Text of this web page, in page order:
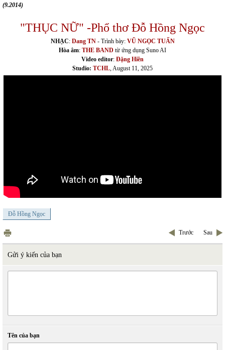
(9.2014)
"THỤC NỮ" -Phổ thơ Đỗ Hồng Ngọc
NHẠC: Dang TN- Trình bày: VŨ NGỌC TUẤN
Hòa âm: THE BAND từ ứng dụng Suno AI
Video editor: Đặng Hiền
Studio: TCHL, August 11, 2025
Đỗ Hồng Ngọc
Trước Sau
Gửi ý kiến của bạn
Tên của bạn